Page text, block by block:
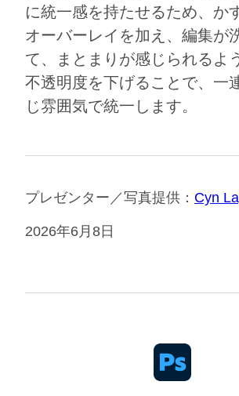
に統一感を持たせるため、か
オーバーレイを加え、編集が
て、まとまりが感じられるよ
不透明度を下げることで、一
じ雰囲気で統一します。
プレゼンター／写真提供： Cyn
2026年6月8日